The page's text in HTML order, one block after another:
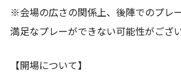
※会場の広さの関係上、後陣でのプレ
満足なプレーができない可能性がござ
【開場について】